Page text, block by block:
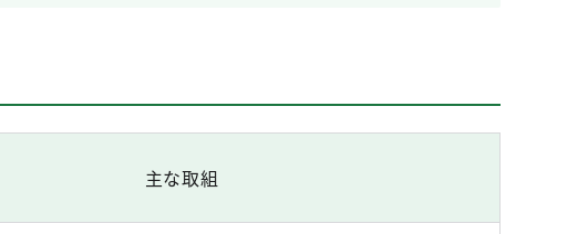
主な取組